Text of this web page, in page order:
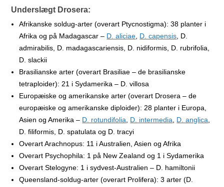
Underslægt Drosera:
Afrikanske soldug-arter (overart Ptycnostigma): 38 planter i
Afrika og på Madagascar – D. aliciae D. capensis , D.
admirabilis, D. madagascariensis, D. nidiformis, D. rubrifolia,
D. slackii
Brasilianske arter (overart Brasiliae – de brasilianske
tetraploider): 21 i Sydamerika – D. villosa
Europæiske og amerikanske arter (overart Drosera – de
europæiske og amerikanske diploider): 28 planter i Europa,
Asien og Amerika – D. rotundifolia D. intermedia D. anglica
D. filiformis, D. spatulata og D. tracyi
Overart Arachnopus: 11 i Australien, Asien og Afrika
Overart Psychophila: 1 på New Zealand og 1 i Sydamerika
Overart Stelogyne: 1 i sydvest-Australien – D. hamiltonii
Queensland-soldug-arter (overart Prolifera): 3 arter (D.